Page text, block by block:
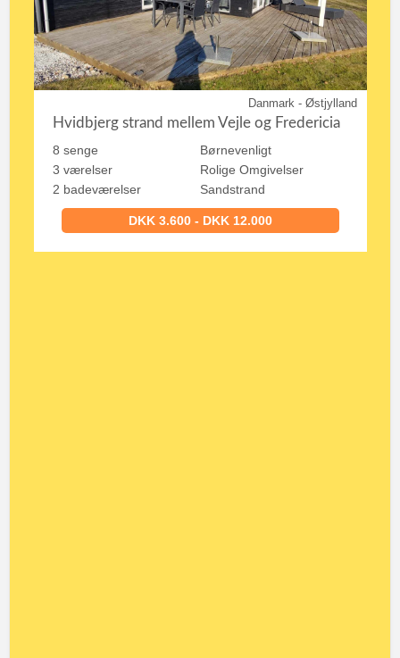
Danmark - Østjylland
Hvidbjerg strand mellem Vejle og Fredericia
8 senge
3 værelser
2 badeværelser
Børnevenligt
Rolige Omgivelser
Sandstrand
DKK 3.600 - DKK 12.000